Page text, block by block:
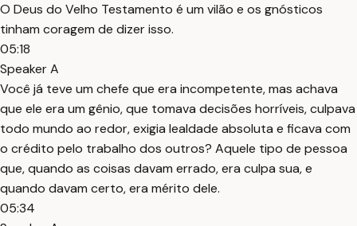
O Deus do Velho Testamento é um vilão e os gnósticos
tinham coragem de dizer isso.
05:18
Speaker A
Você já teve um chefe que era incompetente, mas achava
que ele era um gênio, que tomava decisões horríveis, culpava
todo mundo ao redor, exigia lealdade absoluta e ficava com
o crédito pelo trabalho dos outros? Aquele tipo de pessoa
que, quando as coisas davam errado, era culpa sua, e
quando davam certo, era mérito dele.
05:34